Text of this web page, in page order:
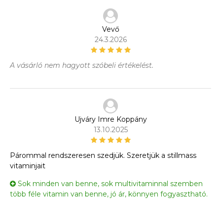
Vevő
24.3.2026
A vásárló nem hagyott szóbeli értékelést.
Ujváry Imre Koppány
13.10.2025
Párommal rendszeresen szedjük. Szeretjük a stillmass
vitaminjait
Sok minden van benne, sok multivitaminnal szemben
több féle vitamin van benne, jó ár, könnyen fogyasztható.